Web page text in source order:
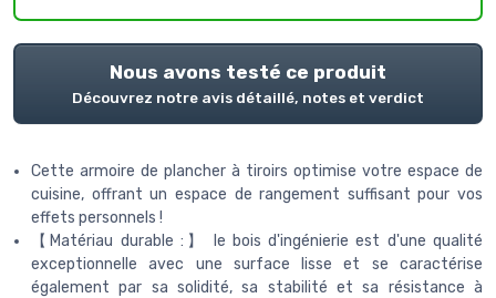
Nous avons testé ce produit
Découvrez notre avis détaillé, notes et verdict
Cette armoire de plancher à tiroirs optimise votre espace de
cuisine, offrant un espace de rangement suffisant pour vos
effets personnels !
【Matériau durable :】 le bois d'ingénierie est d'une qualité
exceptionnelle avec une surface lisse et se caractérise
également par sa solidité, sa stabilité et sa résistance à